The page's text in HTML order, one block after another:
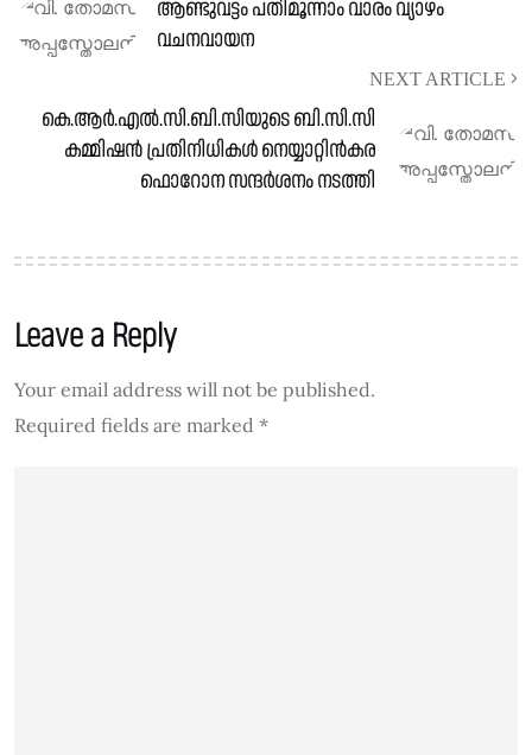
ആണ്ടുവട്ടം പതിമൂന്നാം വാരം വ്യാഴം
വചനവായന
NEXT ARTICLE
കെ.ആർ.എൽ.സി.ബി.സിയുടെ ബി.സി.സി
കമ്മിഷൻ പ്രതിനിധികൾ നെയ്യാറ്റിൻകര
ഫൊറോന സന്ദർശനം നടത്തി
Leave a Reply
Your email address will not be published.
Required fields are marked *